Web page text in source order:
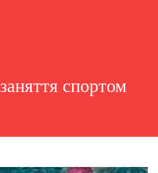
заняття спортом